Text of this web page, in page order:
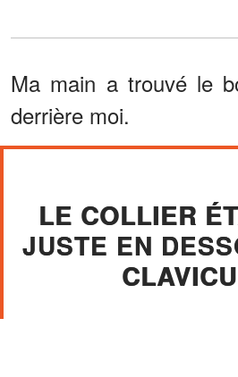
Ma main a trouvé le
derrière moi.
LE COLLIER
JUSTE EN